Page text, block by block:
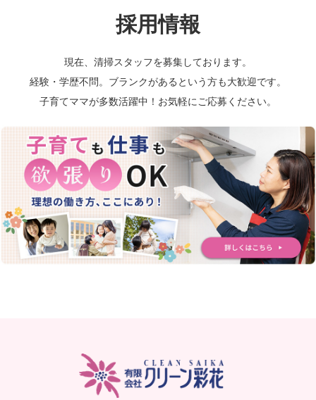
採用情報
現在、清掃スタッフを募集しております。
経験・学歴不問。ブランクがあるという方も大歓迎です。
子育てママが多数活躍中！お気軽にご応募ください。